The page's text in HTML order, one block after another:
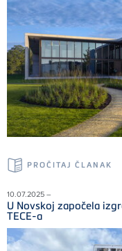
PROČITAJ ČLANAK
10.07.2025 –
U Novskoj započela
TECE-a